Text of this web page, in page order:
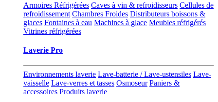
Armoires Réfrigérées Caves à vin & refroidisseurs Cellules de
refroidissement Chambres Froides Distributeurs boissons &
glaces Fontaines à eau Machines à glace Meubles réfrigérés
Vitrines réfrigérées
Laverie Pro
Environnements laverie Lave-batterie / Lave-ustensiles Lave-
vaisselle Lave-verres et tasses Osmoseur Paniers &
accessoires Produits laverie